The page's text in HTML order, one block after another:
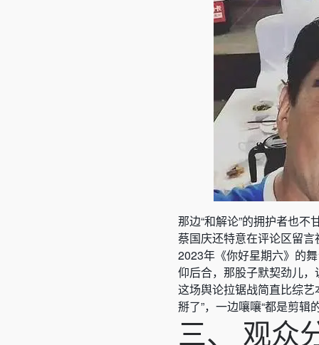
那边“和解论”的拥护者也
蔡国庆还特意在评论区留
2023年《你好星期六》的
仰后合，那股子默契劲儿
这场舆论拉锯战简直比综
掰了”，一边嚷嚷“都是剪
三、 观众